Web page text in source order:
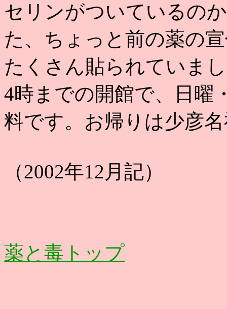
セリンがついているの
た、ちょっと前の薬の
たくさん貼られていま
4時までの開館で、日曜
料です。お帰りは少彦
（2002年12月記）
薬と毒トップ